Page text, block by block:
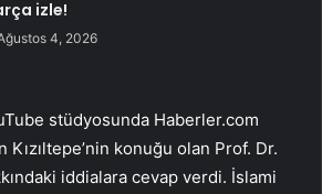
izle!
4, 2026
stüdyosunda Haberler.com
konuğu olan Prof. Dr.
iddialara cevap verdi. İslami